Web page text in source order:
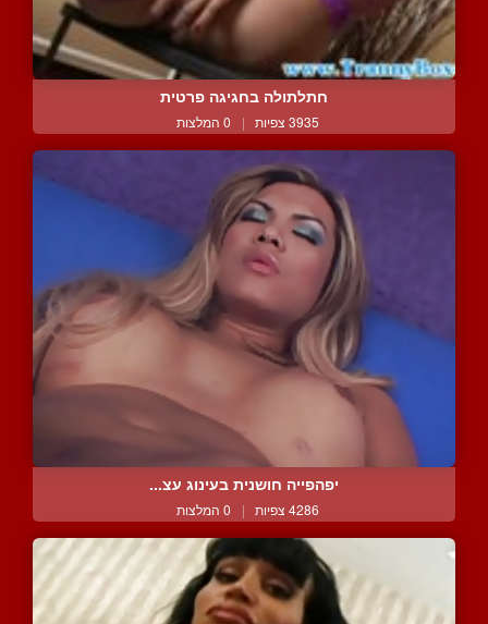
חתלתולה בחגיגה פרטית
3935 צפיות | 0 המלצות
יפהפייה חושנית בעינוג עצ...
4286 צפיות | 0 המלצות